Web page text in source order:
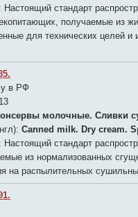
Настоящий стандарт
получаемые из
для технических целей и
в РФ
молочные. Сливки
Canned milk. Dry cream.
Настоящий стандарт
из нормализованных
на распылительных